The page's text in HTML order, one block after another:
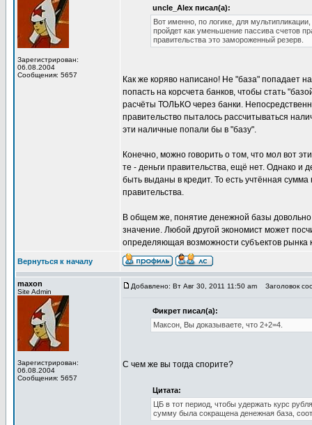
Зарегистрирован:
06.08.2004
Сообщения: 5657
uncle_Alex писал(а):
Вот именно, по логике, для
пройдет как уменьшение пассива счетов
правительства это замороженный резерв.
Как же коряво написано! Не "база" попадает
попасть на корсчета банков, чтобы стать
расчёты ТОЛЬКО через банки.
правительство пыталось рассчитываться
эти наличные попали бы в "базу".
Конечно, можно говорить о том, что мол вот
те - деньги правительства, ещё нет. Однако и
быть выданы в кредит. То есть учтённая
правительства.
В общем же, понятие денежной базы
значение. Любой другой экономист может
определяющая возможности субъектов рынка
Вернуться к началу
maxon
Site Admin
Зарегистрирован:
06.08.2004
Сообщения: 5657
Добавлено: Вт Авг 30, 2011 11:50 am Заголовок
Фикрет писал(а):
Максон, Вы доказываете, что 2+2=4.
С чем же вы тогда спорите?
Цитата:
ЦБ в тот период, чтобы удержать курс
сумму была сокращена денежная база,